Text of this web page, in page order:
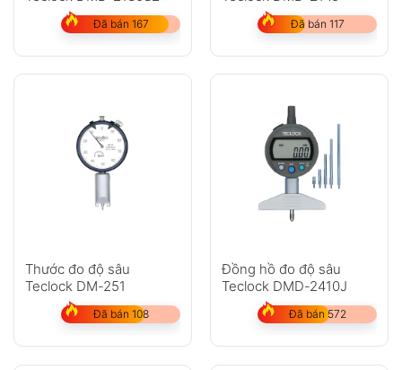
Đã bán 167 Đã bán 117
Thước đo độ sâu
Teclock DM-251
Đã bán 108
Đồng hồ đo độ sâu
Teclock DMD-2410J
Đã bán 572